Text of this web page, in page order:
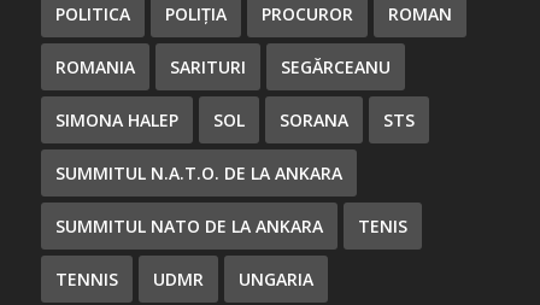
POLITICA POLIȚIA PROCUROR ROMAN
ROMANIA SARITURI SEGĂRCEANU
SIMONA HALEP SOL SORANA STS
SUMMITUL N.A.T.O. DE LA ANKARA
SUMMITUL NATO DE LA ANKARA TENIS
TENNIS UDMR UNGARIA